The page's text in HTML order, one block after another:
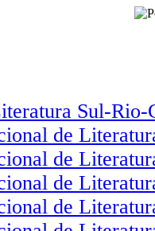
Sul-Rio-
de
de
de
de